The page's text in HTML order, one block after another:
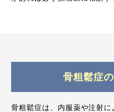
骨粗鬆症
⾻粗鬆症は、内服薬や注射に